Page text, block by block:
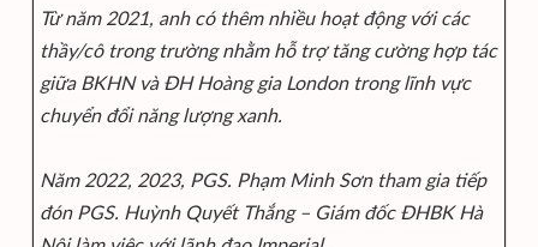
Từ năm 2021, anh có thêm nhiều hoạt động với các
thầy/cô trong trường nhằm hỗ trợ tăng cường hợp tác
giữa BKHN và ĐH Hoàng gia London trong lĩnh vực
chuyển đổi năng lượng xanh.
Năm 2022, 2023, PGS. Phạm Minh Sơn tham gia tiếp
đón PGS. Huỳnh Quyết Thắng – Giám đốc ĐHBK Hà